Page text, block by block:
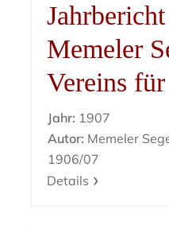
Memeler
Vereins
Jahr: 1907
Autor: Memeler
1906/07
Details